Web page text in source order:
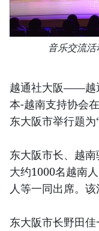
音乐交流
越通社大阪——越
本-越南支持协会
东大阪市举行题为
东大阪市长、越
大约1000名越南
人等一同出席。该
东大阪市长野田